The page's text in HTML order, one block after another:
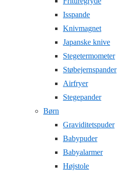
Isspande
Knivmagnet
Japanske knive
Stegetermometer
Støbejernspander
Airfryer
Stegepander
Børn
Graviditetspuder
Babypuder
Babyalarmer
Højstole